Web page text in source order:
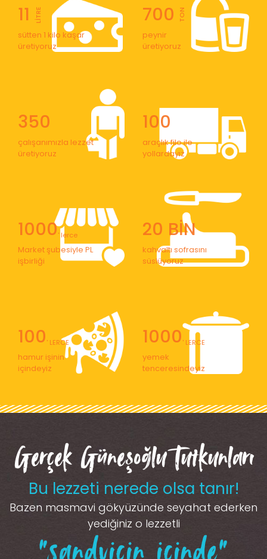
11 LİTRE
sütten 1 kilo kaşar
üretiyoruz
700 TON
peynir
üretiyoruz
350
çalışanımızla lezzet
üretiyoruz
100
araçlık filo ile
yollardayız
1000' lerce
Market şubesiyle PL
işbirliği
20 BİN
kahvaltı sofrasını
süslüyoruz
100' LERCE
hamur işinin
içindeyiz
1000' LERCE
yemek
tenceresindeyiz
Gerçek Güneşoğlu Tutkunları
Bu lezzeti nerede olsa tanır!
Bazen masmavi gökyüzünde seyahat ederken
yediğiniz o lezzetli